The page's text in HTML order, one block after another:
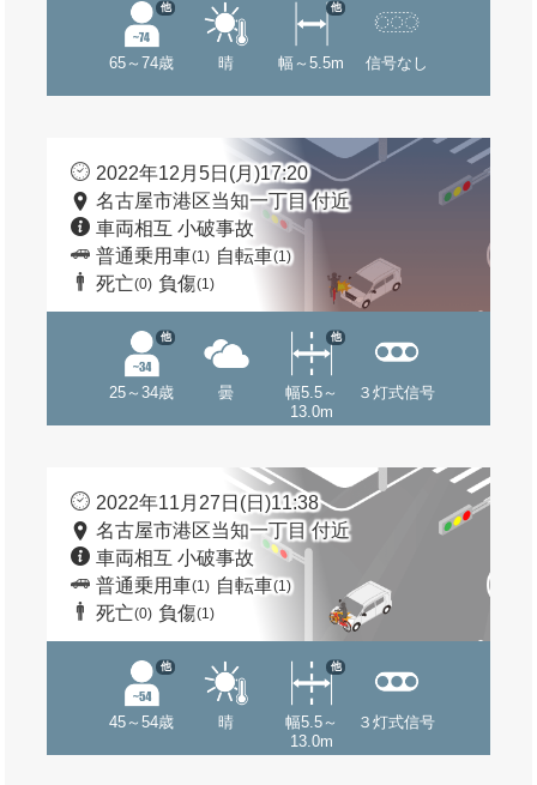
65～74歳
他
晴 幅～5.5m
他
信号なし
2022年12月5日(月)17:20
名古屋市港区当知一丁目 付近
車両相互 小破事故
普通乗用車(1) 自転車(1)
死亡(0) 負傷(1)
25～34歳
他
曇
幅5.5～
13.0m
他
３灯式信号
2022年11月27日(日)11:38
名古屋市港区当知一丁目 付近
車両相互 小破事故
普通乗用車(1) 自転車(1)
死亡(0) 負傷(1)
45～54歳
他
晴
幅5.5～
13.0m
他
３灯式信号